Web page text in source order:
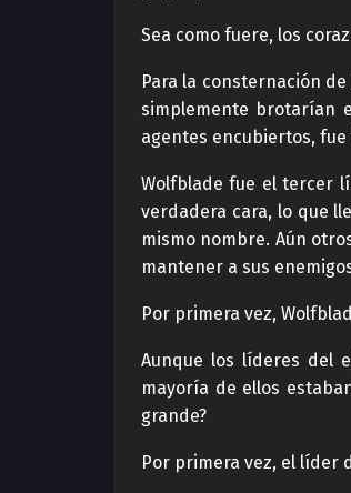
Sea como fuere, los
Para la consternación
simplemente brotarían
agentes encubiertos,
Wolfblade fue el tercer
verdadera cara, lo que
mismo nombre. Aún
mantener a sus
Por primera vez,
Aunque los líderes del
mayoría de ellos
grande?
Por primera vez, el líder